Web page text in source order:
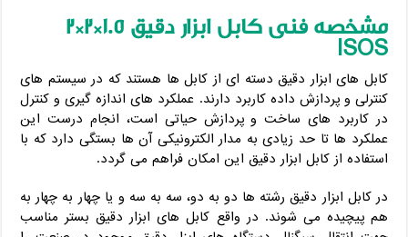
مشخصه فنی کابل ابزار دقیق 1.5 *
2*2
ISOS
کابل های ابزار دقیق دسته ای از کابل ها هستند که در سیستم های
کنترلی و پردازش داده کاربرد دارند. عملکرد های اندازه گیری و کنترل
در کاربرد های ساخت و پردازش حیاتی است، انجام درست این
عملکرد ها تا حد زیادی به مدار الکترونیکی آن ها بستگی دارد که با
استفاده از کابل ابزار دقیق این امکان فراهم می گردد.
در کابل ابزار دقیق رشته ها دو به دو، سه به سه و یا چهار به چهار به
هم پیچیده می شوند. در واقع کابل های ابزار دقیق بستر مناسب